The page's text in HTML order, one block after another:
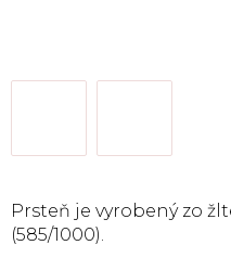
Prsteň je vyrobený zo
(585/1000).